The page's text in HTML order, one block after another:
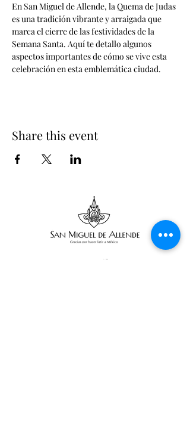
En San Miguel de Allende, la Quema de Judas
es una tradición vibrante y arraigada que
marca el cierre de las festividades de la
Semana Santa. Aquí te detallo algunos
aspectos importantes de cómo se vive esta
celebración en esta emblemática ciudad.
Share this event
Suscribe